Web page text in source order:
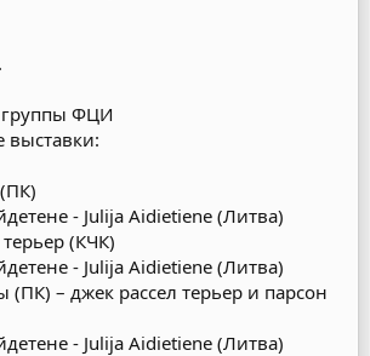
группы ФЦИ
- Julija Aidietiene (Литва)
(КЧК)
- Julija Aidietiene (Литва)
(ПК) – джек рассел терьер и парсон
- Julija Aidietiene (Литва)